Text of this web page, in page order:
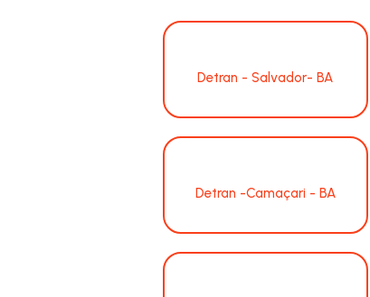
Detran - Salvador- BA
Detran -Camaçari - BA